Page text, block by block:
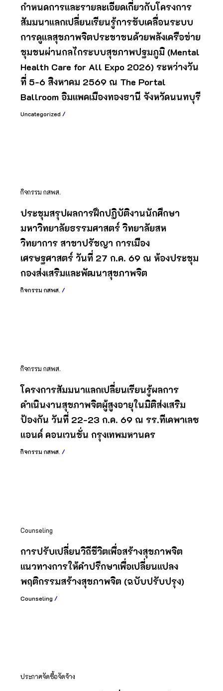
กำหนดการและรายละเอียดเกี่ยวกับโครงการ
สัมมนาแลกเปลี่ยนเรียนรู้การขับเคลื่อนระบบ
การดูแลสุขภาพจิตประชาชนด้วยพลังเครือข่าย
ชุมชนผ่านกลไกระบบสุขภาพปฐมภูมิ (Mental
Health Care for All Expo 2026) ระหว่างวัน
ที่ 5-6 สิงหาคม 2569 ณ The Portal
Ballroom อิมแพคเมืองทองธานี จังหวัดนนทบุรี
Uncategorized /
กิจกรรม กสพส.
ประชุมสรุปผลการฝึกปฏิบัติงานนักศึกษา
มหาวิทยาลัยธรรมศาสตร์ วิทยาลัยสห
วิทยาการ สาขาปรัชญา การเมือง
เศรษฐศาสตร์ วันที่ 27 ก.ค. 69 ณ ห้องประชุม
กองส่งเสริมและพัฒนาสุขภาพจิต
กิจกรรม กสพส. /
กิจกรรม กสพส.
โครงการสัมมนาแลกเปลี่ยนเรียนรู้ผลการ
ดำเนินงานสุขภาพจิตผู้สูงอายุในมิติส่งเสริม
ป้องกัน วันที่ 22-23 ก.ค. 69 ณ รร.ทีเคพาเลซ
แอนด์ คอนเวนชั่น กรุงเทพมหานคร
กิจกรรม กสพส. /
Counseling
การปรับเปลี่ยนวิถีชีวิตเพื่อสร้างสุขภาพจิต
แนวทางการให้คำปรึกษาเพื่อเปลี่ยนแปลง
พฤติกรรมสร้างสุขภาพจิต (ฉบับปรับปรุง)
Counseling /
ประกาศจัดซื้อจัดจ้าง